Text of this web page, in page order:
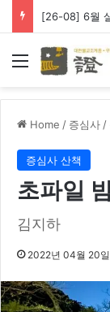
[26-08] 6월
Menu
Home / 증심사 /
증심사 산책
초파일
김지하
2022년 04월 20일